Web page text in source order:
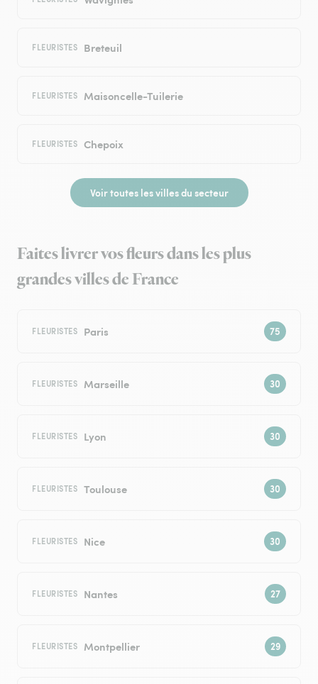
FLEURISTES Breteuil
FLEURISTES Maisoncelle-Tuilerie
FLEURISTES Chepoix
Voir toutes les villes du secteur
Faites livrer vos fleurs dans les plus
grandes villes de France
FLEURISTES Paris
FLEURISTES Marseille
FLEURISTES Lyon
FLEURISTES Toulouse
FLEURISTES Nice
FLEURISTES Nantes
FLEURISTES Montpellier